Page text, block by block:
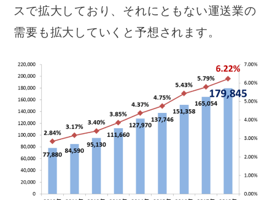
スで拡大しており、それにともない運送業の
需要も拡大していくと予想されます。